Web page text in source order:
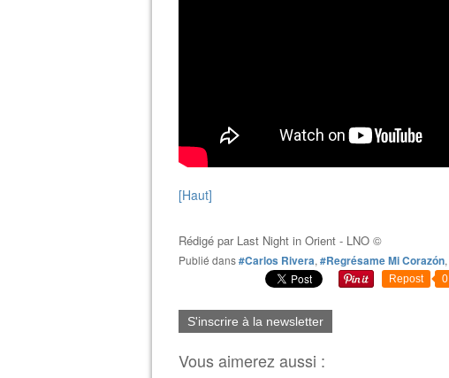
[Haut]
Rédigé par Last Night in Orient - LNO ©
Publié dans#Carlos Rivera, #Regrésame Mi Corazón,
Repost 0
S'inscrire à la newsletter
Vous aimerez aussi :